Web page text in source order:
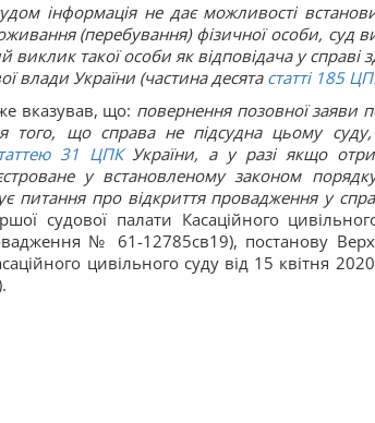
інформація не дає можливості
(перебування) фізичної особи, суд
виклик такої особи як відповідача у справі
влади України (частина десята статті185
вказував, що: повернення позовної заяви
того, що справа не підсудна цьому
31 ЦПКУкраїни, а у разі якщо
у встановленому законом
питання про відкриття провадження у
судової палати Касаційного
№ 61-12785св19), постанову
цивільного суду від 15 квітня